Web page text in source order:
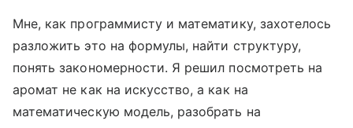
Мне, как программисту и математику, захотелось
разложить это на формулы, найти структуру,
понять закономерности. Я решил посмотреть на
аромат не как на искусство, а как на
математическую модель, разобрать на